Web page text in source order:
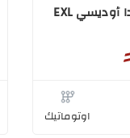
هوندا اوديسي هوندا أوديسي EXL
اوتوماتيك